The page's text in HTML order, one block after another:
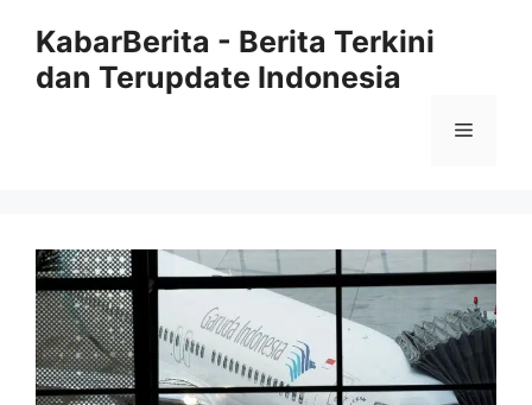
KabarBerita - Berita Terkini
dan Terupdate Indonesia
Menu